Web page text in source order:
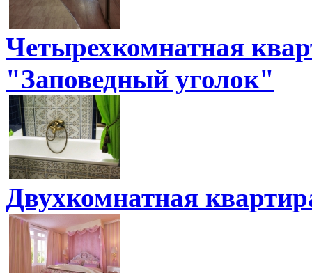
Четырехкомнатная
"Заповедный уголок"
Двухкомнатная